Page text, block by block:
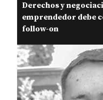
Derechos y
emprendedor debe
follow-on